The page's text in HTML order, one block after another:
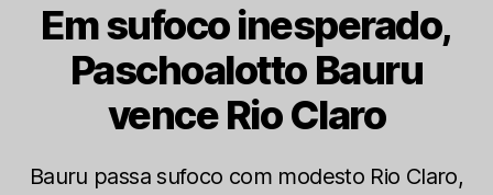
Em sufoco inesperado,
Paschoalotto Bauru
vence Rio Claro
Bauru passa sufoco com modesto Rio Claro,